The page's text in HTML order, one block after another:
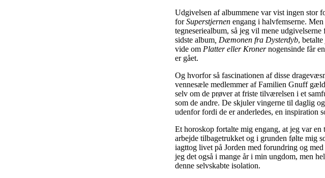
Udgivelsen af albummene var vist ingen stor
forSuperstjernenengang i halvfemserne.
tegneseriealbum, så jeg vil mene
sidste album, Dæmonen fra Dysterdyb,
vide om Platter eller Kronernogensinde får
er gået.
Og hvorfor så fascinationen af disse
vennesæle medlemmer af Familien Gnuff
selv om de prøver at friste tilværelsen i et
som de andre. De skjuler vingerne til daglig
udenfor fordi de er anderledes, en inspiration
Et horoskop fortalte mig engang, at jeg var
arbejde tilbagetrukket og i grunden følte mig
iagttog livet på Jorden med forundring og
jeg det også i mange år i min ungdom, men
denne selvskabte isolation.